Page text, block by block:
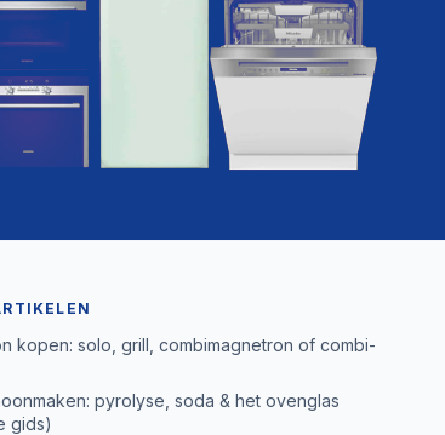
kopen: solo, grill, combimagnetron of combi-
pyrolyse, soda & het ovenglas
gids)